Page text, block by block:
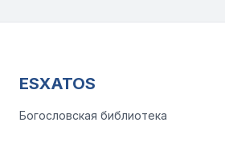
ESXATOS
Богословская библиотека